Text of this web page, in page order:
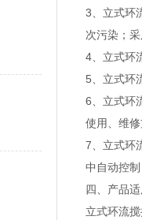
3、立式环
次污染；
4、立式环
5、立式环
6、立式环
使用、维
7、立式环
中自动控
四、产品
立式环流